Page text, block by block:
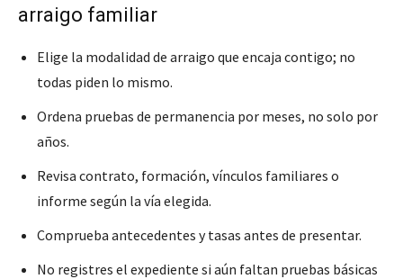
arraigo familiar
Elige la modalidad de arraigo que encaja contigo; no
todas piden lo mismo.
Ordena pruebas de permanencia por meses, no solo por
años.
Revisa contrato, formación, vínculos familiares o
informe según la vía elegida.
Comprueba antecedentes y tasas antes de presentar.
No registres el expediente si aún faltan pruebas básicas